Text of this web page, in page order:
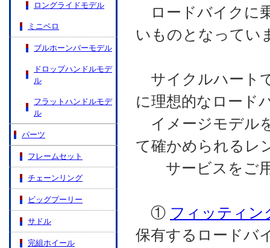
ロードバイクに
いものとなってい
サイクルハート
に理想的なロード
イメージモデル
て確かめられるレ
サービスをご用
① フィッティン
保有するロードバ
ロングライドモデル
ミニベロ
ブルホーンバーモデル
ドロップハンドルモデ
ル
フラットハンドルモデ
ル
パーツ
フレームセット
チェーンリング
ビッグプーリー
サドル
完組ホイール